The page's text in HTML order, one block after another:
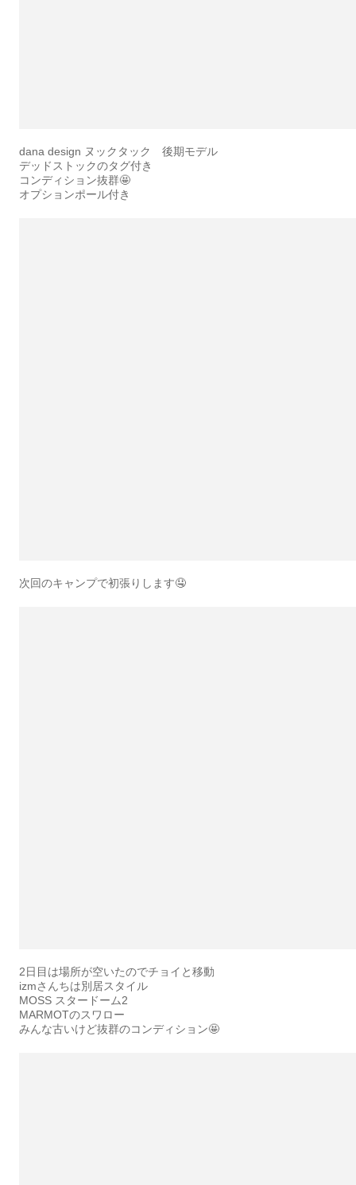
dana design ヌックタック 後期モデル
デッドストックのタグ付き
コンディション抜群🤩
オプションポール付き
次回のキャンプで初張りします🤤
2日目は場所が空いたのでチョイと移動
izmさんちは別居スタイル
MOSS スタードーム2
MARMOTのスワロー
みんな古いけど抜群のコンディション🤩